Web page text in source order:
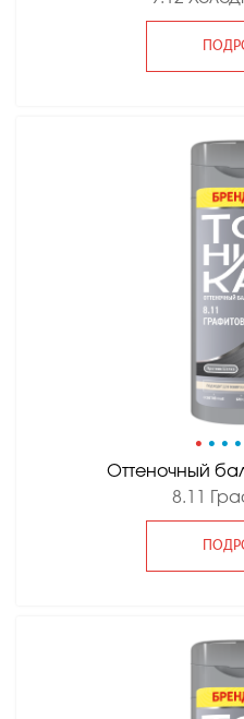
• • • •
Оттеночный
8.11